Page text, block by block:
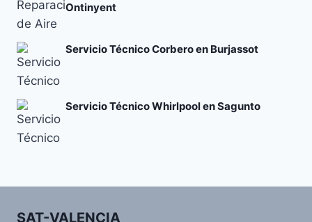
Ontinyent
Servicio Técnico Corbero en Burjassot
Servicio Técnico Whirlpool en Sagunto
SAT-VALENCIA